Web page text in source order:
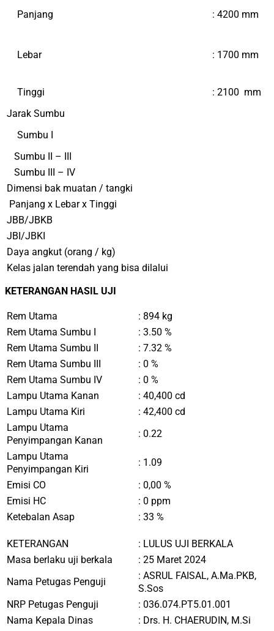
Panjang : 4200 mm
Lebar : 1700 mm
Tinggi
: 2100 mm
Jarak Sumbu
Sumbu I
Sumbu II – III
Sumbu III – IV
Dimensi bak muatan / tangki
Panjang x Lebar x Tinggi
JBB/JBKB
JBI/JBKI
Daya angkut (orang / kg)
Kelas jalan terendah yang bisa dilalui
KETERANGAN HASIL UJI
Rem Utama : 894 kg
Rem Utama Sumbu I
: 3.50 %
Rem Utama Sumbu II
: 7.32 %
Rem Utama Sumbu III
: 0 %
Rem Utama Sumbu IV
: 0 %
Lampu Utama Kanan
: 40,400 cd
Lampu Utama Kiri
: 42,400 cd
Lampu Utama
Penyimpangan Kanan
: 0.22
Lampu Utama
Penyimpangan Kiri
: 1.09
Emisi CO
: 0,00 %
Emisi HC
: 0 ppm
Ketebalan Asap
: 33 %
KETERANGAN : LULUS UJI BERKALA
Masa berlaku uji berkala
: 25 Maret 2024
Nama Petugas Penguji
: ASRUL FAISAL, A.Ma.PKB,
S.Sos
NRP Petugas Penguji
: 036.074.PT5.01.001
Nama Kepala Dinas
: Drs. H. CHAERUDIN, M.Si